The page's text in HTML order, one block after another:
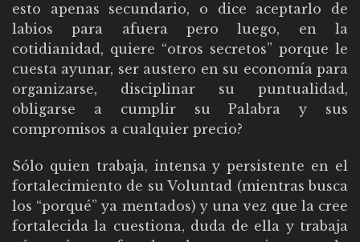
esto apenas secundario, o dice aceptarlo de
labios para afuera pero luego, en la
cotidianidad, quiere “otros secretos” porque le
cuesta ayunar, ser austero en su economía para
organizarse, disciplinar su puntualidad,
obligarse a cumplir su Palabra y sus
compromisos a cualquier precio?
Sólo quien trabaja, intensa y persistente en el
fortalecimiento de su Voluntad (mientras busca
los “porqué” ya mentados) y una vez que la cree
fortalecida la cuestiona, duda de ella y trabaja